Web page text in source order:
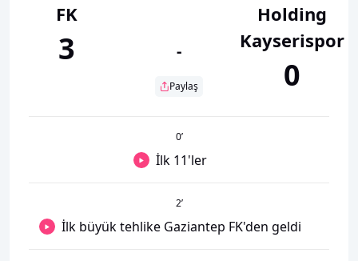
FK
3 -
Paylaş
Holding
Kayserispor
0
0’
İlk 11'ler
2’
İlk büyük tehlike Gaziantep FK'den geldi